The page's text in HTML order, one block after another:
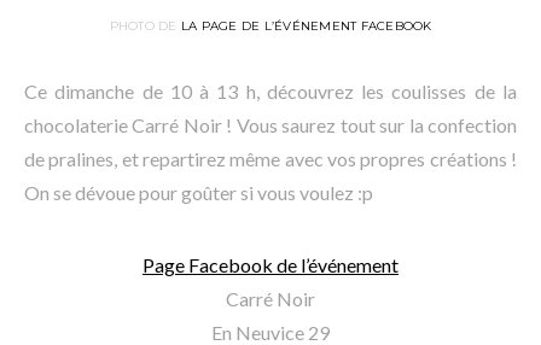
PHOTO DE LA PAGE DE L’ÉVÉNEMENT FACEBOOK
Ce dimanche de 10 à 13 h, découvrez les coulisses de la
chocolaterie Carré Noir ! Vous saurez tout sur la confection
de pralines, et repartirez même avec vos propres créations !
On se dévoue pour goûter si vous voulez :p
Page Facebook de l’événement
Carré Noir
En Neuvice 29